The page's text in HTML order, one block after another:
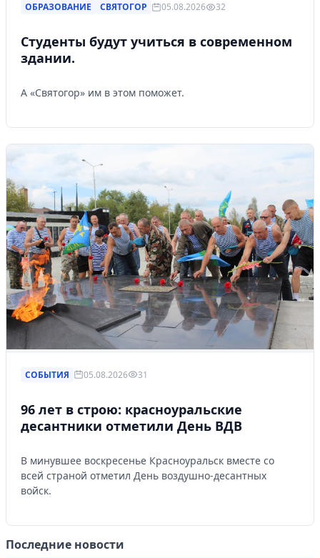
ОБРАЗОВАНИЕ СВЯТОГОР 05.08.2026 32
Студенты будут учиться в современном
здании.
А «Святогор» им в этом поможет.
СОБЫТИЯ 05.08.2026 31
96 лет в строю: красноуральские
десантники отметили День ВДВ
В минувшее воскресенье Красноуральск вместе со
всей страной отметил День воздушно-десантных
войск.
Последние новости